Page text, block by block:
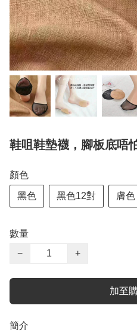
鞋咀鞋墊襪，腳板底唔
顏色
黑色 黑色12對 膚色
數量
−
+
加至
簡介